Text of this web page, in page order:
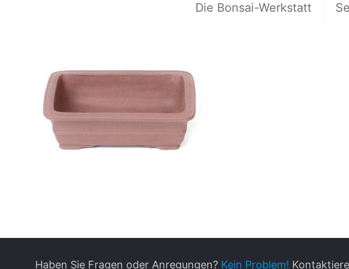
Die Bonsai-Werkstatt
Haben Sie Fragen oder Anregungen? Kein Problem!